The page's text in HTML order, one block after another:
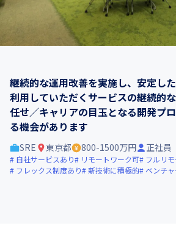
継続的な運用改善を実施し、安定し
利用していただくサービスの継続的
任せ／キャリアの目玉となる開発プ
る機会があります
SRE 東京都 800-1500万円 正社員
自社サービスあり リモートワーク可 フルリ
フレックス制度あり
新技術に積極的 ベンチ